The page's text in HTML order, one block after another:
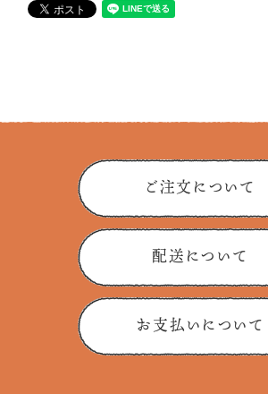
ご注文について
配送について
お支払いについて